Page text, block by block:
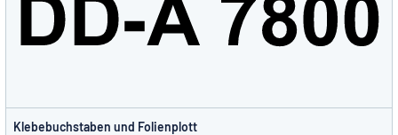
Klebebuchstaben und Folienplott